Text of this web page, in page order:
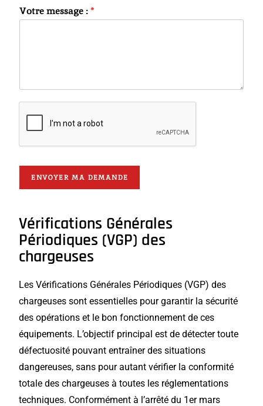
Votre message :*
ENVOYER MA DEMANDE
Vérifications Générales
Périodiques (VGP) des
chargeuses
Les Vérifications Générales Périodiques (VGP) des
chargeuses sont essentielles pour garantir la sécurité
des opérations et le bon fonctionnement de ces
équipements. L’objectif principal est de détecter toute
défectuosité pouvant entraîner des situations
dangereuses, sans pour autant vérifier la conformité
totale des chargeuses à toutes les réglementations
techniques. Conformément à l’arrêté du 1er mars